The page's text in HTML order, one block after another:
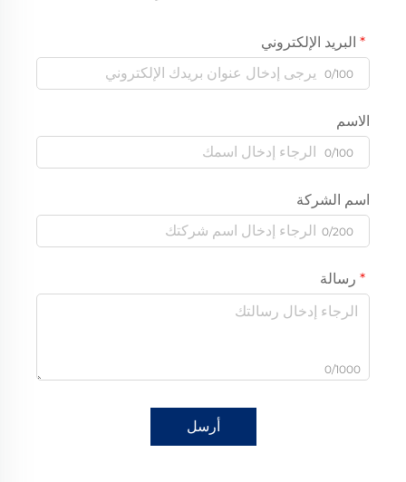
البريد الإلكتروني
0/100
الاسم
0/100
اسم الشركة
0/200
رسالة
0/1000
أرسل